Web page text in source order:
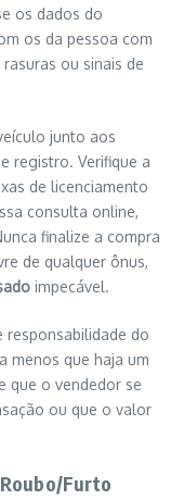
os dados do
os da pessoa com
ou sinais de
junto aos
registro. Verifique a
de licenciamento
consulta online,
finalize a compra
de qualquer ônus,
impecável.
responsabilidade do
menos que haja um
que o vendedor se
ou que o valor
Furto